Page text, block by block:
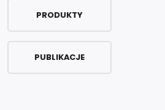
PRODUKTY
PUBLIKACJE